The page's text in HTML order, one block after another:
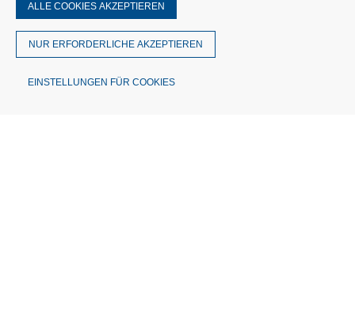
ALLE COOKIES AKZEPTIEREN
NUR ERFORDERLICHE AKZEPTIEREN
EINSTELLUNGEN FÜR COOKIES